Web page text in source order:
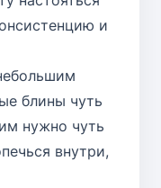
и
блины чуть
нужно чуть
внутри,